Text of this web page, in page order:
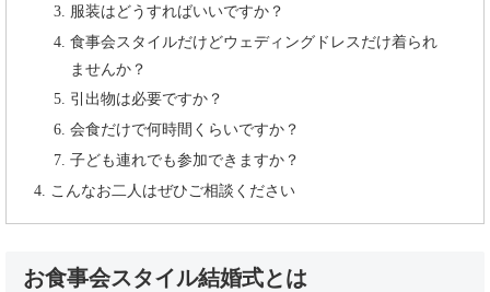
服装はどうすればいいですか？
食事会スタイルだけどウェディングドレスだけ着られ
ませんか？
引出物は必要ですか？
会食だけで何時間くらいですか？
子ども連れでも参加できますか？
こんなお二人はぜひご相談ください
お食事会スタイル結婚式とは